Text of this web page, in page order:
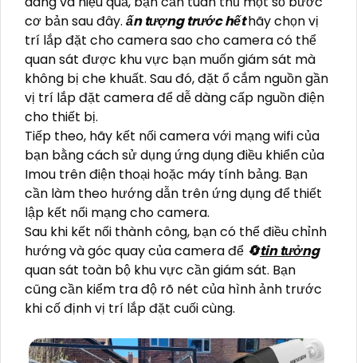
cơ bản sau đây. ấn tượng trước hếthãy chọn vị
trí lắp đặt cho camera sao cho camera có thể
quan sát được khu vực bạn muốn giám sát mà
không bị che khuất. Sau đó, đặt ổ cắm nguồn gần
vị trí lắp đặt camera để dễ dàng cấp nguồn điện
cho thiết bị.
Tiếp theo, hãy kết nối camera với mạng wifi của
bạn bằng cách sử dụng ứng dụng điều khiển của
Imou trên điện thoại hoặc máy tính bảng. Bạn
cần làm theo hướng dẫn trên ứng dụng để thiết
lập kết nối mạng cho camera.
Sau khi kết nối thành công, bạn có thể điều chỉnh
hướng và góc quay của camera để 🔄tin tưởng
quan sát toàn bộ khu vực cần giám sát. Bạn
cũng cần kiểm tra độ rõ nét của hình ảnh trước
khi cố định vị trí lắp đặt cuối cùng.